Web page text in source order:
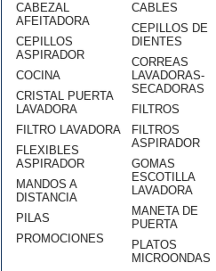
CABEZAL
AFEITADORA
CEPILLOS
ASPIRADOR
COCINA
CRISTAL PUERTA
LAVADORA
FILTRO LAVADORA
FLEXIBLES
ASPIRADOR
MANDOS A
DISTANCIA
PILAS
PROMOCIONES
CABLES
CEPILLOS DE
DIENTES
CORREAS
LAVADORAS-
SECADORAS
FILTROS
FILTROS
ASPIRADOR
GOMAS
ESCOTILLA
LAVADORA
MANETA DE
PUERTA
PLATOS
MICROONDAS